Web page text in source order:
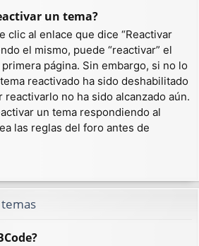
un tema?
clic al enlace que dice “Reactivar
el mismo, puede “reactivar” el
página. Sin embargo, si no lo
reactivado ha sido deshabilitado
no ha sido alcanzado aún.
un tema respondiendo al
las reglas del foro antes de